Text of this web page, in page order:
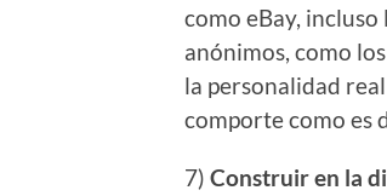
como eBay,
anónimos, como
la personalidad
comporte como es
7) Construir en la